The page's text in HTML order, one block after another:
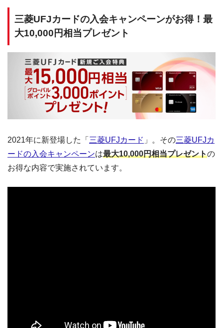
三菱UFJカードの入会キャンペーンがお得！最
大10,000円相当プレゼント
2021年に新登場した「 三菱UFJカード 」。その三菱UFJカ
ードの入会キャンペーンは最大10,000円相当プレゼントの
お得な内容で実施されています。